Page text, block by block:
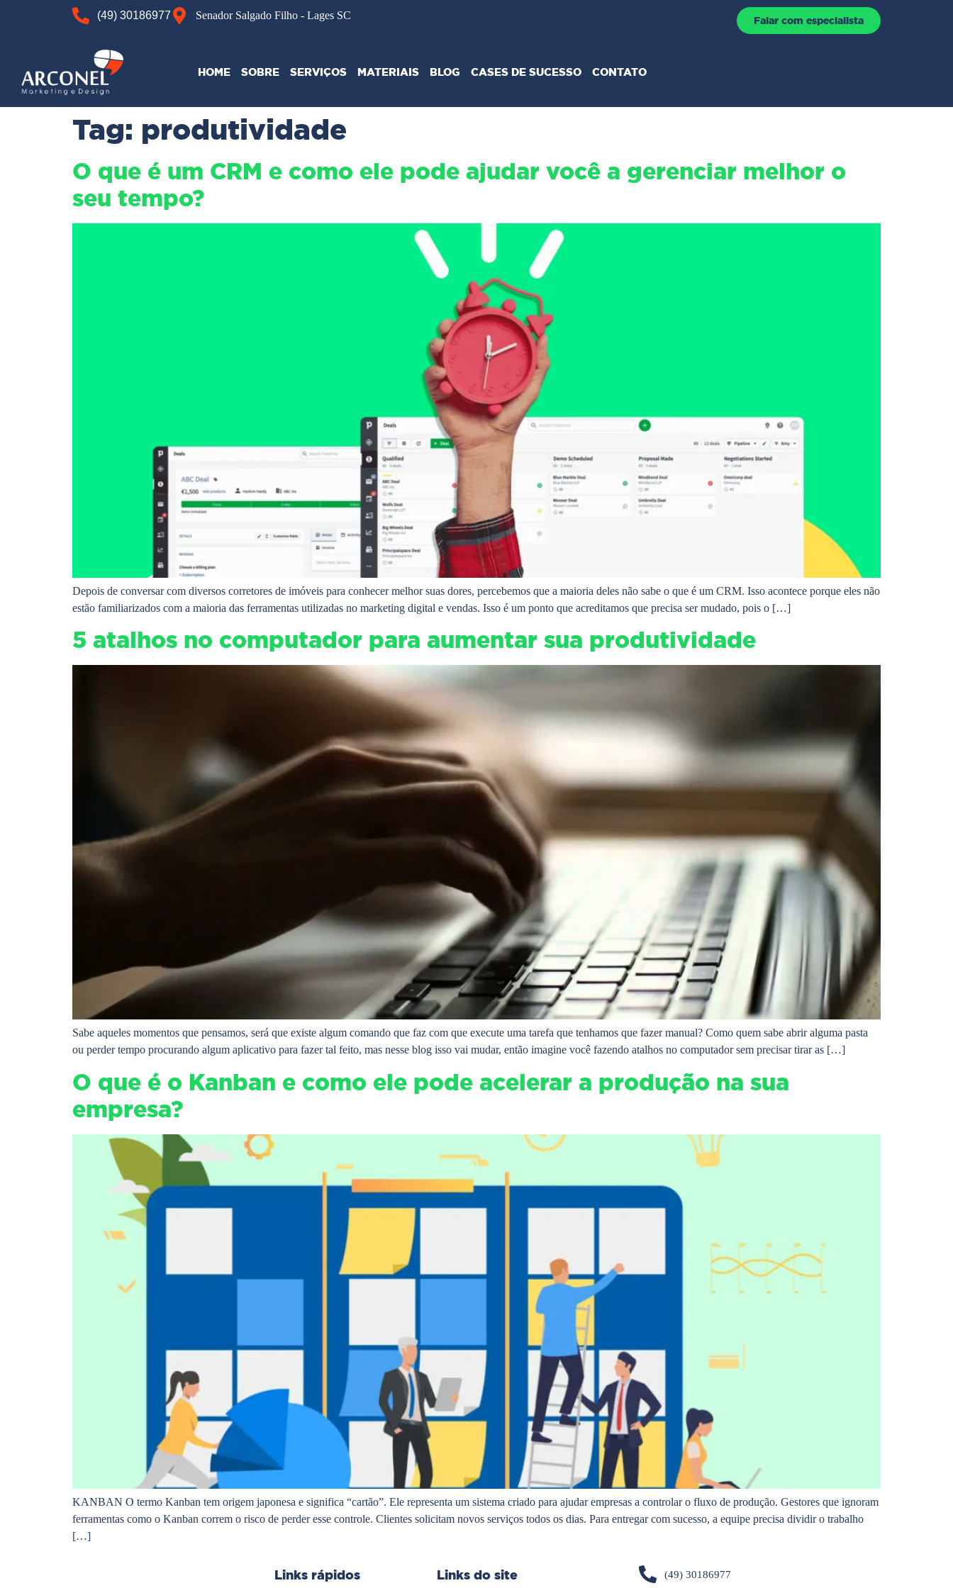
(49) 30186977 Senador Salgado Filho - Lages SC Falar com especialista
HOME SOBRE SERVIÇOS MATERIAIS BLOG CASES DE SUCESSO CONTATO
Tag: produtividade
O que é um CRM e como ele pode ajudar você a gerenciar melhor o
seu tempo?
Depois de conversar com diversos corretores de imóveis para conhecer melhor suas dores, percebemos que a maioria deles não sabe o que é um CRM. Isso acontece porque eles não
estão familiarizados com a maioria das ferramentas utilizadas no marketing digital e vendas. Isso é um ponto que acreditamos que precisa ser mudado, pois o […]
5 atalhos no computador para aumentar sua produtividade
Sabe aqueles momentos que pensamos, será que existe algum comando que faz com que execute uma tarefa que tenhamos que fazer manual? Como quem sabe abrir alguma pasta
ou perder tempo procurando algum aplicativo para fazer tal feito, mas nesse blog isso vai mudar, então imagine você fazendo atalhos no computador sem precisar tirar as […]
O que é o Kanban e como ele pode acelerar a produção na sua
empresa?
KANBAN O termo Kanban tem origem japonesa e significa “cartão”. Ele representa um sistema criado para ajudar empresas a controlar o fluxo de produção. Gestores que ignoram
ferramentas como o Kanban correm o risco de perder esse controle. Clientes solicitam novos serviços todos os dias. Para entregar com sucesso, a equipe precisa dividir o trabalho
[…]
Links rápidos Links do site (49) 30186977